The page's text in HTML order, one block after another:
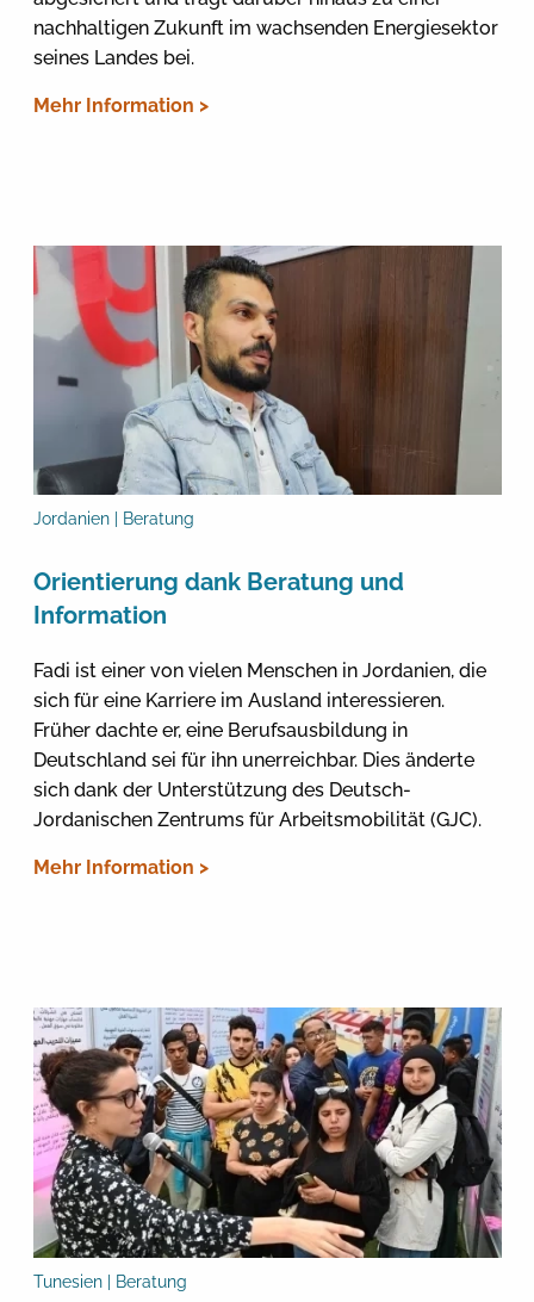
nachhaltigen Zukunft im wachsenden Energiesektor
seines Landes bei.
Mehr Information >
Jordanien | Beratung
Orientierung dank Beratung und
Information
Fadi ist einer von vielen Menschen in Jordanien, die
sich für eine Karriere im Ausland interessieren.
Früher dachte er, eine Berufsausbildung in
Deutschland sei für ihn unerreichbar. Dies änderte
sich dank der Unterstützung des Deutsch-
Jordanischen Zentrums für Arbeitsmobilität (GJC).
Mehr Information >
Tunesien | Beratung